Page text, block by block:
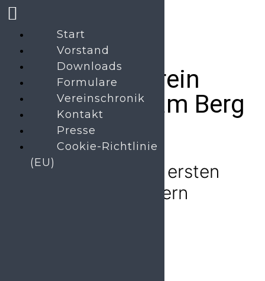
Musikverein
Bobenheim am Berg
ConcertBoB zum ersten
Mal in Kaiserslautern
Start
Vorstand
Downloads
Formulare
Vereinschronik
Kontakt
Presse
Cookie-Richtlinie
(EU)